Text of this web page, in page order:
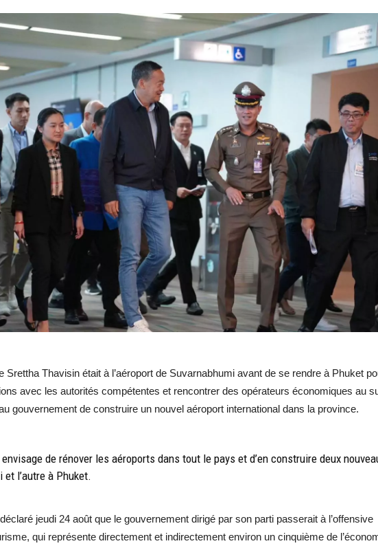
Srettha Thavisin était à l’aéroport de Suvarnabhumi avant de se rendre à Phuket
avec les autorités compétentes et rencontrer des opérateurs économiques au
gouvernement de construire un nouvel aéroport international dans la province.
de rénover les aéroports dans tout le pays et d’en construire deux
et l’autre à Phuket.
jeudi 24 août que le gouvernement dirigé par son parti passerait à l’offensive
qui représente directement et indirectement environ un cinquième de